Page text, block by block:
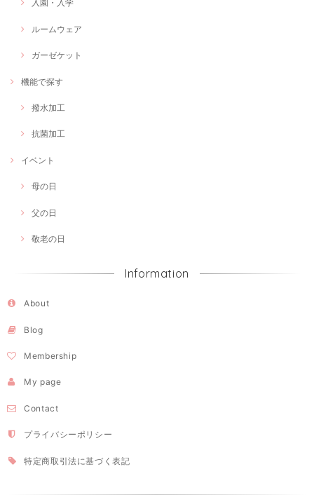
入園・入学
ルームウェア
ガーゼケット
機能で探す
撥水加工
抗菌加工
イベント
母の日
父の日
敬老の日
Information
About
Blog
Membership
My page
Contact
プライバシーポリシー
特定商取引法に基づく表記